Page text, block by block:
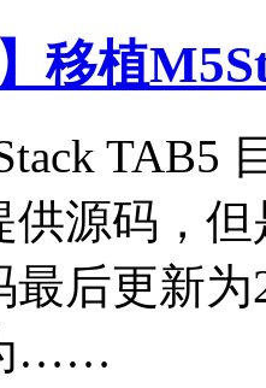
】移植
TAB5
供源码，
最后更新
……